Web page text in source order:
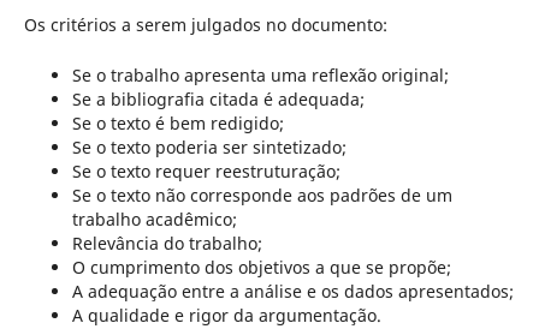
Os critérios a serem julgados no documento:
Se o trabalho apresenta uma reflexão original;
Se a bibliografia citada é adequada;
Se o texto é bem redigido;
Se o texto poderia ser sintetizado;
Se o texto requer reestruturação;
Se o texto não corresponde aos padrões de um
trabalho acadêmico;
Relevância do trabalho;
O cumprimento dos objetivos a que se propõe;
A adequação entre a análise e os dados apresentados;
A qualidade e rigor da argumentação.